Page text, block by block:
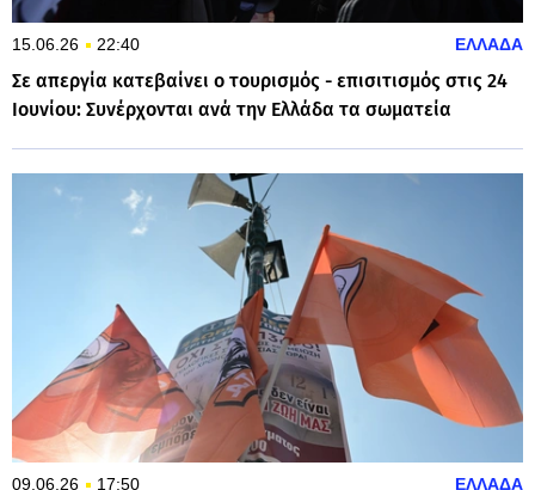
15.06.26 22:40 ΕΛΛΑΔΑ
Σε απεργία κατεβαίνει ο τουρισμός - επισιτισμός στις 24
Ιουνίου: Συνέρχονται ανά την Ελλάδα τα σωματεία
09.06.26 17:50 ΕΛΛΑΔΑ